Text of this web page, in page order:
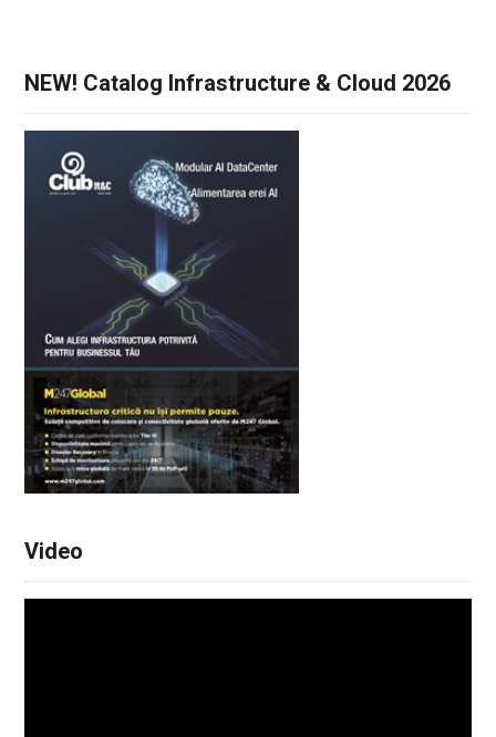
NEW! Catalog Infrastructure & Cloud 2026
Video